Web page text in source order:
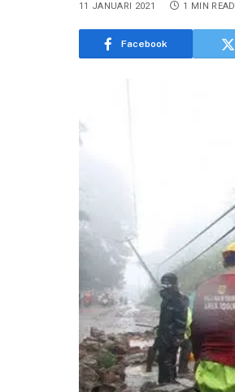
11 JANUARI 2021 1 MIN READ
Facebook